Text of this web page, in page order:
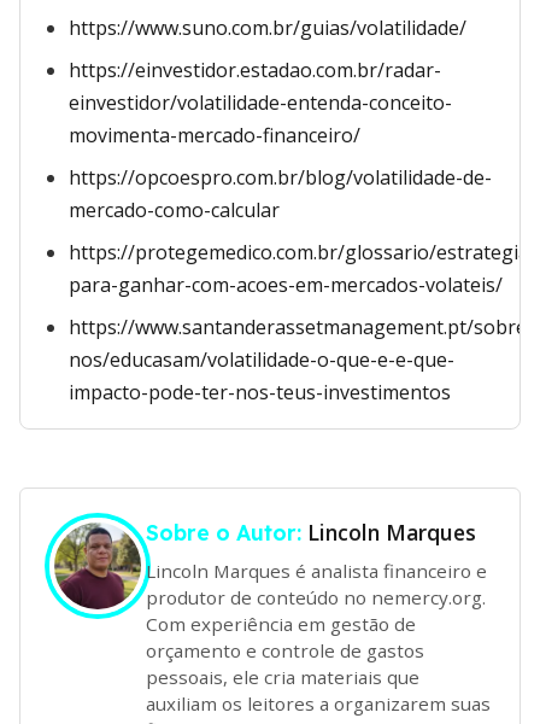
https://www.suno.com.br/guias/volatilidade/
https://einvestidor.estadao.com.br/radar-
einvestidor/volatilidade-entenda-conceito-
movimenta-mercado-financeiro/
https://opcoespro.com.br/blog/volatilidade-de-
mercado-como-calcular
https://protegemedico.com.br/glossario/
para-ganhar-com-acoes-em-mercados-volateis/
https://www.santanderassetmanagement.pt/sobre-
nos/educasam/volatilidade-o-que-e-e-que-
impacto-pode-ter-nos-teus-investimentos
Sobre o Autor: Lincoln Marques
Lincoln Marques é analista financeiro e
produtor de conteúdo no nemercy.org.
Com experiência em gestão de
orçamento e controle de gastos
pessoais, ele cria materiais que
auxiliam os leitores a organizarem suas